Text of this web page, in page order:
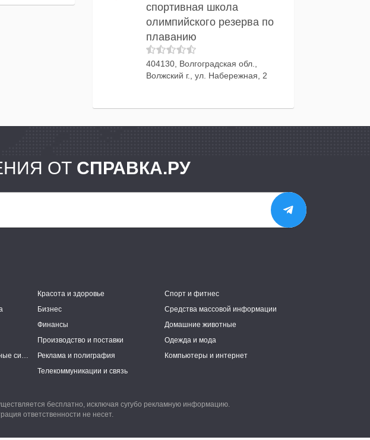
спортивная школа
олимпийского резерва по
плаванию
404130, Волгоградская обл.,
Волжский г., ул. Набережная, 2
ОТ СПРАВКА.РУ
Красота и здоровье
Спорт и фитнес
Бизнес
Средства массовой информации
Финансы
Домашние животные
Производство и поставки
Одежда и мода
Справочно-информационные системы Реклама и полиграфия
Компьютеры и интернет
Телекоммуникации и связь
бесплатно, исключая сугубо рекламную информацию.
ответственности не несет.